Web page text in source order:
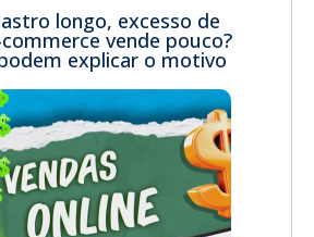
longo, excesso de
vende pouco?
explicar o motivo